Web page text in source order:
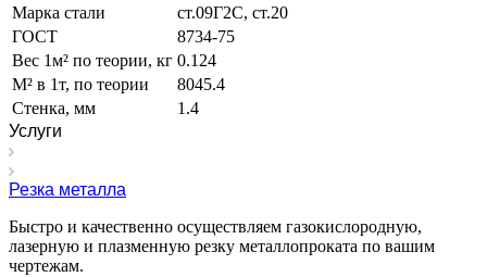
Марка стали
ст.09Г2С, ст.20
ГОСТ
8734-75
Вес 1м² по теории, кг 0.124
М² в 1т, по теории
8045.4
Стенка, мм
1.4
Услуги
Резка металла
Быстро и качественно осуществляем газокислородную,
лазерную и плазменную резку металлопроката по вашим
чертежам.